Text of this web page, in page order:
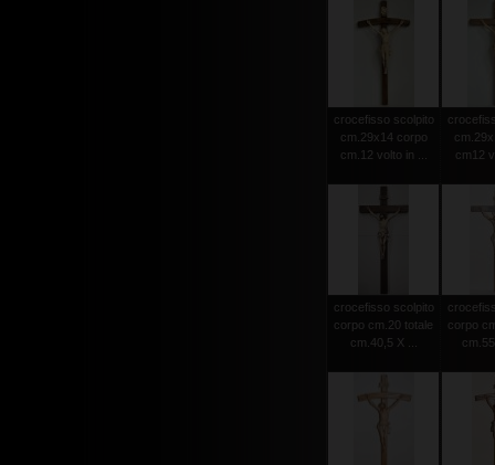
crocefisso scolpito
cm.29x14 corpo
cm.12 volto in ...
cm12
crocefisso scolpito
corpo cm.20 totale
cm.40,5 X ...
corpo